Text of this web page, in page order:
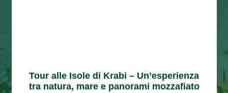
Tour alle Isole di Krabi – Un’esperienza
tra natura, mare e panorami mozzafiato